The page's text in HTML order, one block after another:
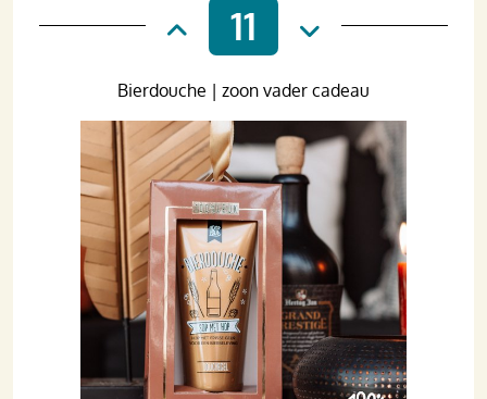
11
Bierdouche | zoon vader cadeau